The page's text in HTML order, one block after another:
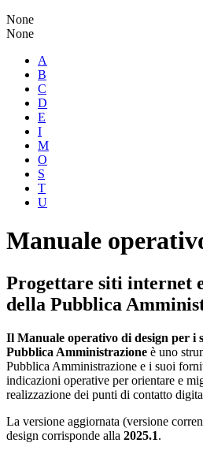
None
None
A
B
C
D
E
I
M
O
S
T
U
Manuale
Progettare siti internet
della Pubblica
Il Manuale operativo di design per i
Pubblica Amministrazione è uno
Pubblica Amministrazione e i suoi
indicazioni operative per orientare e
realizzazione dei punti di contatto
La versione aggiornata (versione
design corrisponde alla 2025.1.